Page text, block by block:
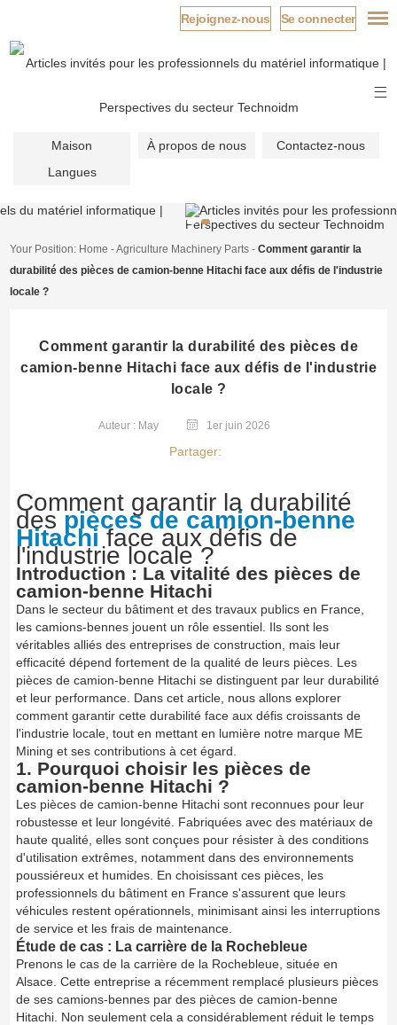
Se connecter
Rejoignez-nous
Maison À propos de nous
Contactez-nous
Langues
Your Position: Home -Agriculture Machinery Parts -Comment garantir la
durabilité des pièces de camion-benne Hitachi face aux défis de l'industrie
locale ?
Comment garantir la durabilité des pièces de
camion-benne Hitachi face aux défis de l'industrie
locale ?
Auteur : May 1er juin 2026
Partager:
Comment garantir la durabilité
despièces de camion-benne
Hitachi face aux défis de
l'industrie locale ?
Introduction : La vitalité des pièces de
camion-benne Hitachi
Dans le secteur du bâtiment et des travaux publics en France,
les camions-bennes jouent un rôle essentiel. Ils sont les
véritables alliés des entreprises de construction, mais leur
efficacité dépend fortement de la qualité de leurs pièces. Les
pièces de camion-benne Hitachi se distinguent par leur durabilité
et leur performance. Dans cet article, nous allons explorer
comment garantir cette durabilité face aux défis croissants de
l'industrie locale, tout en mettant en lumière notre marque ME
Mining et ses contributions à cet égard.
1. Pourquoi choisir les pièces de
camion-benne Hitachi ?
Les pièces de camion-benne Hitachi sont reconnues pour leur
robustesse et leur longévité. Fabriquées avec des matériaux de
haute qualité, elles sont conçues pour résister à des conditions
d'utilisation extrêmes, notamment dans des environnements
poussiéreux et humides. En choisissant ces pièces, les
professionnels du bâtiment en France s'assurent que leurs
véhicules restent opérationnels, minimisant ainsi les interruptions
de service et les frais de maintenance.
Étude de cas : La carrière de la Rochebleue
Prenons le cas de la carrière de la Rochebleue, située en
Alsace. Cette entreprise a récemment remplacé plusieurs pièces
de ses camions-bennes par des pièces de camion-benne
Hitachi. Non seulement cela a considérablement réduit le temps